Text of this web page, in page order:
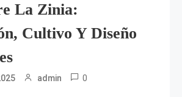
La Zinia:
Cultivo Y Diseño
admin 0